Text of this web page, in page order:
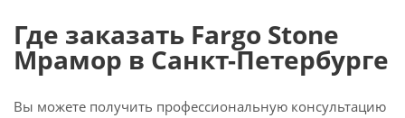
Где заказать Fargo Stone
Мрамор в Санкт-Петербурге
Вы можете получить профессиональную консультацию